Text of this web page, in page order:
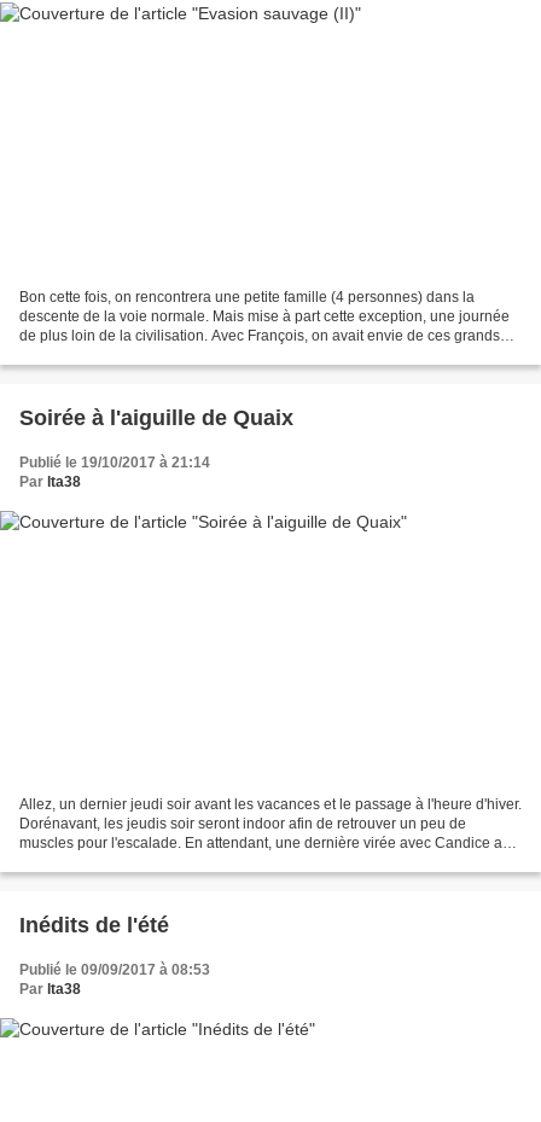
Bon cette fois, on rencontrera une petite famille (4 personnes) dans la
descente de la voie normale. Mais mise à part cette exception, une journée
de plus loin de la civilisation. Avec François, on avait envie de ces grands
Soirée à l'aiguille de Quaix
Publié le 19/10/2017 à 21:14
Par lta38
Allez, un dernier jeudi soir avant les vacances et le passage à l'heure d'hiver.
Dorénavant, les jeudis soir seront indoor afin de retrouver un peu de
muscles pour l'escalade. En attendant, une dernière virée avec Candice au
Inédits de l'été
Publié le 09/09/2017 à 08:53
Par lta38